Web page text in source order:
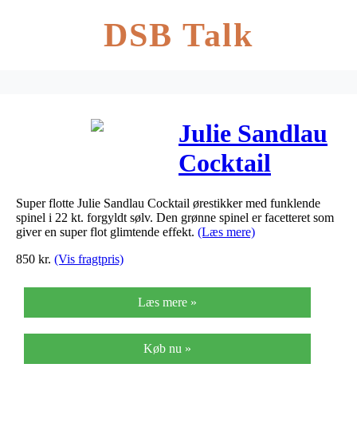
DSB Talk
Julie Sandlau
Cocktail
ørestikker i
forgyldt med
Super flotte Julie Sandlau Cocktail ørestikker med funklende
spinel i 22 kt. forgyldt sølv. Den grønne spinel er facetteret som
giver en super flot glimtende effekt. (Læs mere)
850 kr. (Vis fragtpris)
Læs mere »
Køb nu »